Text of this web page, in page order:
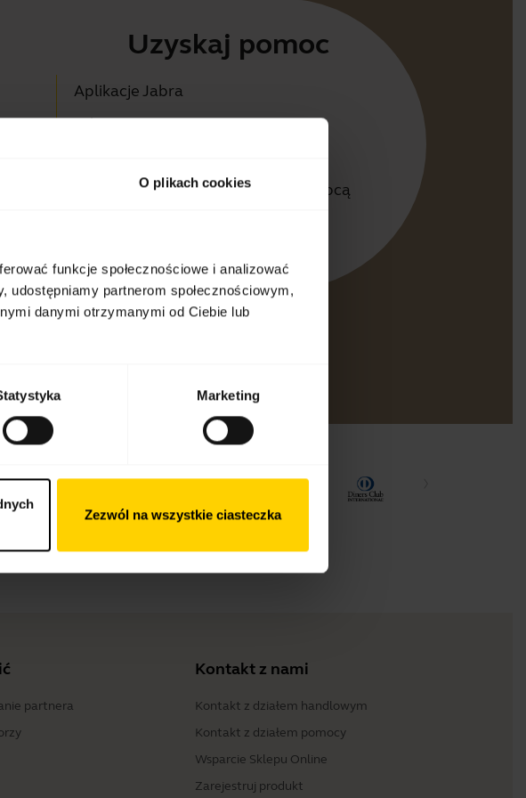
O plikach cookies
funkcje społecznościowe i analizować
partnerom społecznościowym,
danymi otrzymanymi od Ciebie lub
Marketing
Zezwól na wszystkie ciasteczka
Uzyskaj pomoc
Aplikacje Jabra
Jabra Direct
Przewodnik po parowaniu za pomocą
partnera
Kontakt z nami
Kontakt z działem handlowym
Kontakt z działem pomocy
Wsparcie Sklepu Online
Zarejestruj produkt